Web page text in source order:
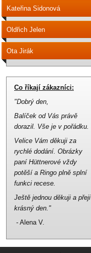
Kateřina Sidonová
Oldřich Jelen
Ota Jirák
Co říkají zákazníci:
"Dobrý den,
Balíček od Vás právě
dorazil. Vše je v pořádku.
Velice Vám děkuji za
rychlé dodání. Obrázky
paní Hüttnerové vždy
potěší a Ringo plně splní
funkci recese.
Ještě jednou děkuji a přeji
krásný den."
- Alena V.